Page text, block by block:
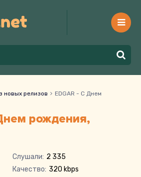
новых релизов
EDGAR - С Днем
рождения,
Слушали: 2 335
Качество: 320 kbps